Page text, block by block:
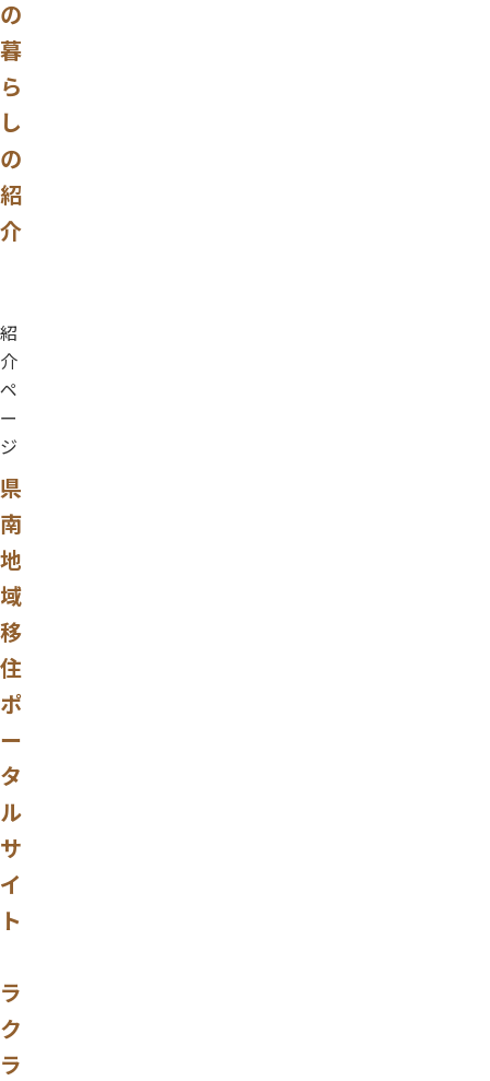
の
暮
ら
し
の
紹
介
紹
介
ペ
ー
ジ
県
南
地
域
移
住
ポ
ー
タ
ル
サ
イ
ト
ラ
ク
ラ